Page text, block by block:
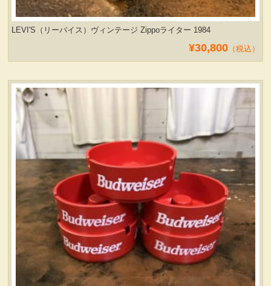
カンパニー・グッズ
喫煙具
LEVI'S（リーバイス）ヴィンテージ Zippoライター 1984
¥30,800（税込）